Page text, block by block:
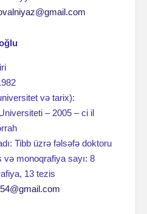
və tarix):
– 2005 – ci il
Tibb üzrə fəlsəfə doktoru
və monoqrafiya sayı: 8
13 tezis